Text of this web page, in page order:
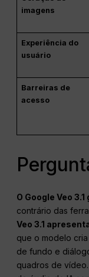
imagens
Experiência do
usuário
Barreiras de
acesso
O Google Veo
contrário das
Veo 3.1
que o modelo
de fundo e
quadros de